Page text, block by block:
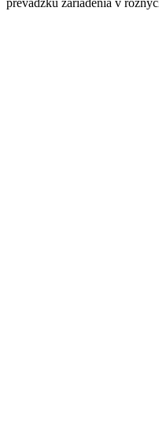
prevádzku zariadenia v